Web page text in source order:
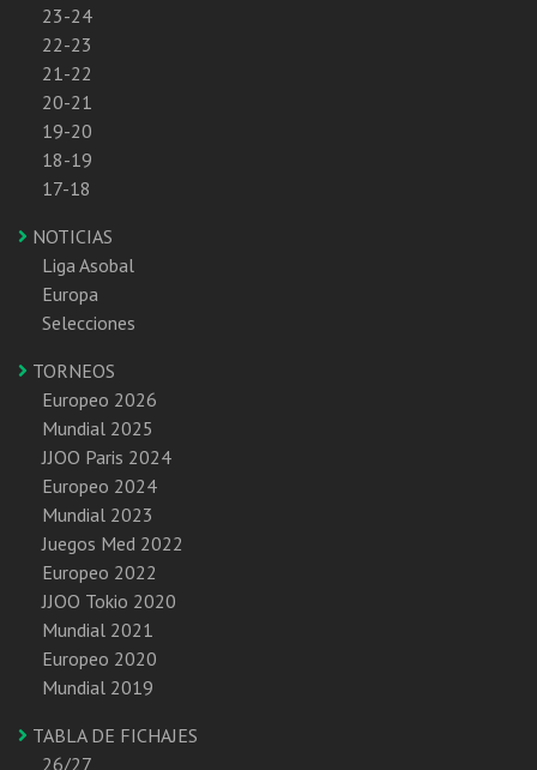
23-24
22-23
21-22
20-21
19-20
18-19
17-18
NOTICIAS
Liga Asobal
Europa
Selecciones
TORNEOS
Europeo 2026
Mundial 2025
JJOO Paris 2024
Europeo 2024
Mundial 2023
Juegos Med 2022
Europeo 2022
JJOO Tokio 2020
Mundial 2021
Europeo 2020
Mundial 2019
TABLA DE FICHAJES
26/27